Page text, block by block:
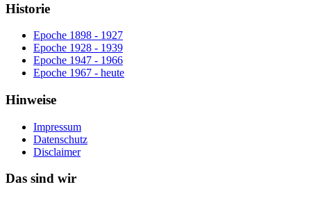
Historie
Epoche 1898 - 1927
Epoche 1928 - 1939
Epoche 1947 - 1966
Epoche 1967 - heute
Hinweise
Impressum
Datenschutz
Disclaimer
Das sind wir